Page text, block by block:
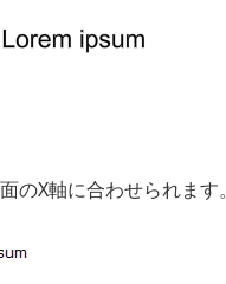
のX軸に合わせられます。